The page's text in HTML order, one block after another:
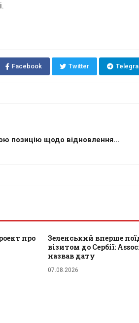
Facebook Twitter
позицію щодо відновлення...
про
Зеленський вперше
візитом до Сербії:
назвав дату
07.08.2026